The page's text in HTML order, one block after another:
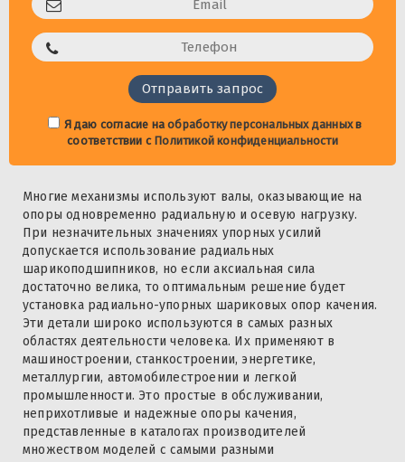
Я даю согласие наобработку персональных данныхв
соответствии с Политикой конфиденциальности
Многие механизмы используют валы, оказывающие на
опоры одновременно радиальную и осевую нагрузку.
При незначительных значениях упорных усилий
допускается использование радиальных
шарикоподшипников, но если аксиальная сила
достаточно велика, то оптимальным решение будет
установка радиально-упорных шариковых опор качения.
Эти детали широко используются в самых разных
областях деятельности человека. Их применяют в
машиностроении, станкостроении, энергетике,
металлургии, автомобилестроении и легкой
промышленности. Это простые в обслуживании,
неприхотливые и надежные опоры качения,
представленные в каталогах производителей
множеством моделей с самыми разными